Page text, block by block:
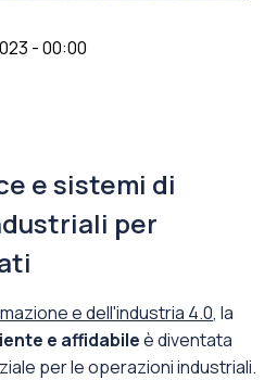
- 00:00
e sistemi di
per
e dell'industria 4.0, la
e affidabileè diventata
per le operazioni industriali.